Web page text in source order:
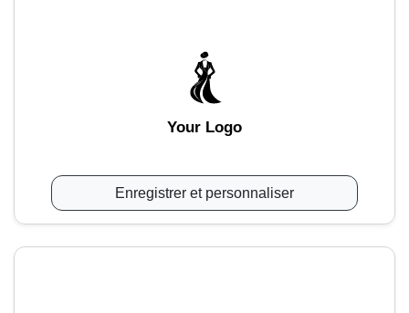
Your Logo
Enregistrer et personnaliser